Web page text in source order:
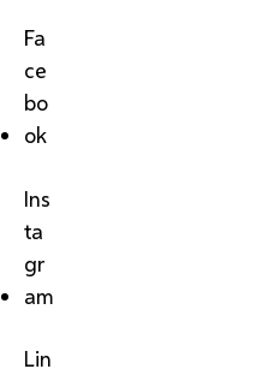
Fa
ce
bo
ok
Ins
ta
gr
am
Lin